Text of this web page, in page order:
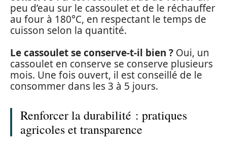
peu d’eau sur le cassoulet et de le réchauffer
au four à 180°C, en respectant le temps de
cuisson selon la quantité.
Le cassoulet se conserve-t-il bien ? Oui, un
cassoulet en conserve se conserve plusieurs
mois. Une fois ouvert, il est conseillé de le
consommer dans les 3 à 5 jours.
Renforcer la durabilité : pratiques
agricoles et transparence